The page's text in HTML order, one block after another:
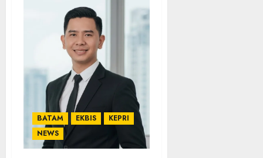
BATAM EKBIS
KEPRI
NEWS